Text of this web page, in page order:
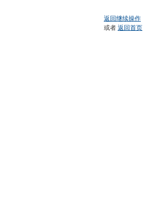
返回继续操作
或者 返回首页